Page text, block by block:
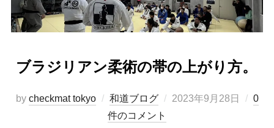
ブラジリアン柔術の帯の上がり方。
by checkmat tokyo 和道ブログ
投
2023年9月28日
0
件のコメント